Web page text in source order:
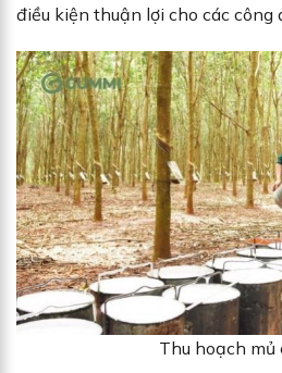
điều kiện thuận lợi cho các
Thu hoạch mủ